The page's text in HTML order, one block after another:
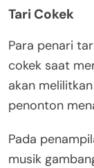
Tari Cokek
Para penari
cokek saat
akan
penonton
Pada
musik